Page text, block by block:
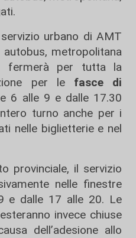
urbano di AMT
metropolitana
fermerà per tutta la
per le fasce di
6 alle 9 e dalle 17.30
turno anche per i
nelle biglietterie e nel
provinciale, il servizio
nelle finestre
e dalle 17 alle 20. Le
invece chiuse
dell’adesione allo